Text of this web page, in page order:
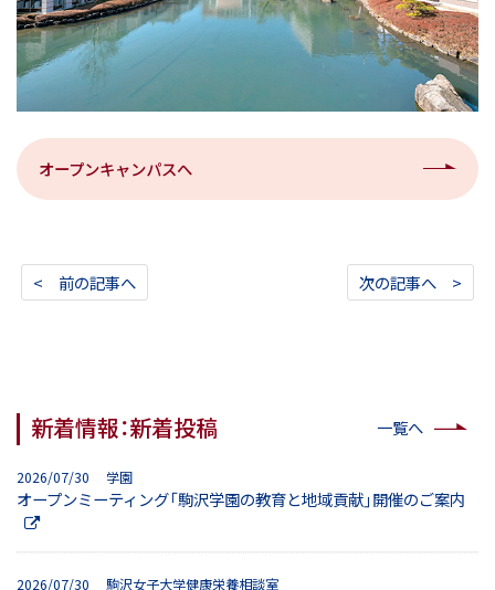
オープンキャンパスへ
< 前の記事へ 次の記事へ >
新着情報：新着投稿 一覧へ
2026/07/30 学園
オープンミーティング「駒沢学園の教育と地域貢献」開催のご案内
2026/07/30 駒沢女子大学健康栄養相談室